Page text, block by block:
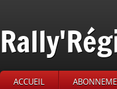
ACCUEIL